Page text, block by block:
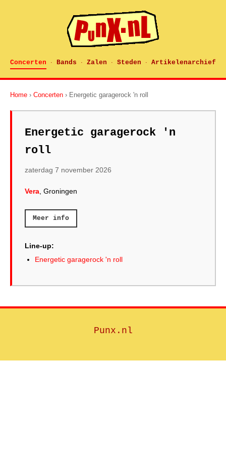
Concerten · Bands · Zalen · Steden · Artikelenarchief
Home › Concerten › Energetic garagerock 'n roll
Energetic garagerock 'n
roll
zaterdag 7 november 2026
Vera , Groningen
Meer info
Line-up:
Energetic garagerock 'n roll
Punx.nl